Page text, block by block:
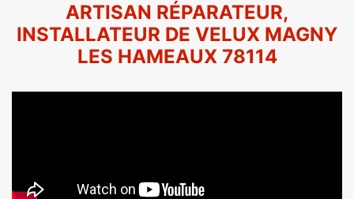
ARTISAN RÉPARATEUR,
INSTALLATEUR DE VELUX MAGNY
LES HAMEAUX 78114